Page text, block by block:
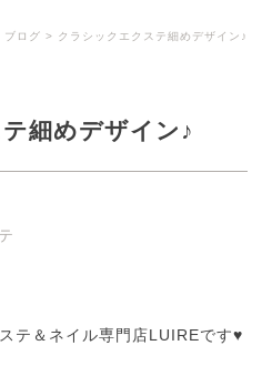
ブログ > クラシックエクステ細めデザイン♪
細めデザイン♪
テ＆ネイル専門店LUIREです♥